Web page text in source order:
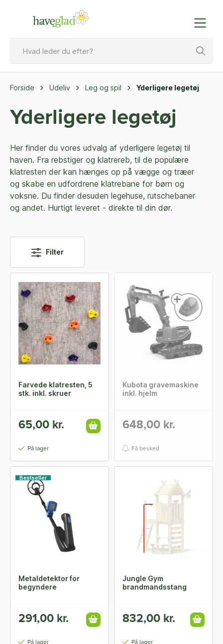
Forside Udeliv Leg og spil Yderligere legetøj
Yderligere legetøj
Her finder du vores udvalg af yderligere legetøj til
haven. Fra rebstiger og klatrereb, til de populære
klatresten der kan hænges op på vægge og træer
og skabe en udfordrene klatrebane for børn og
voksne. Du finder desuden legehuse, rutschebaner
og andet. Hurtigt leveret - direkte til din dør.
Filter
Farvede klatresten, 5
stk. inkl. skruer
65,00 kr.
På lager
Kubota gravemaskine
inkl. hjelm
648,00 kr.
Få besked
Bestseller
Metaldetektor for
begyndere
291,00 kr.
På lager
Jungle Gym
brandmandsstang
832,00 kr.
På lager